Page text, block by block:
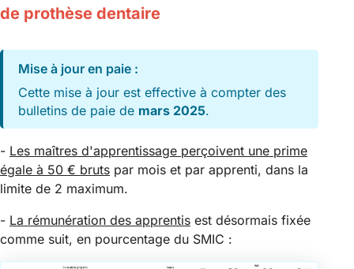
de prothèse dentaire
Mise à jour en paie :
Cette mise à jour est effective à compter des
bulletins de paie de mars 2025.
- Les maîtres d'apprentissage perçoivent une prime
égale à 50 € bruts par mois et par apprenti, dans la
limite de 2 maximum.
- La rémunération des apprentis est désormais fixée
comme suit, en pourcentage du SMIC :